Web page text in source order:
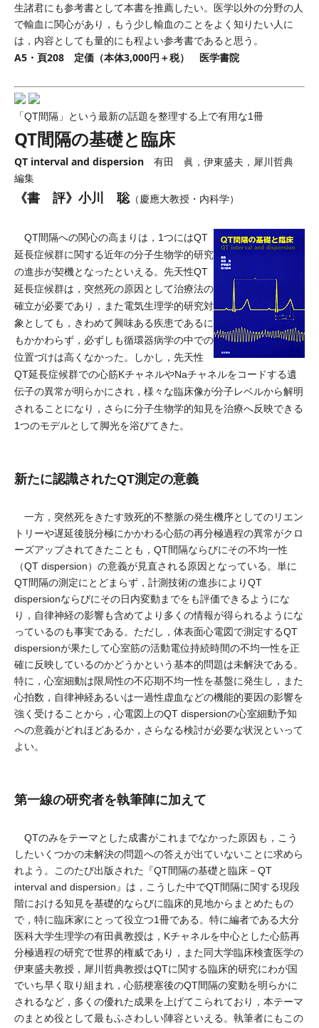
生諸君にも参考書として本書を推薦したい。医学以外の分野の人
で輸血に関心があり，もう少し輸血のことをよく知りたい人に
は，内容としても量的にも程よい参考書であると思う。
A5・頁208 定価（本体3,000円＋税） 医学書院
「QT間隔」という最新の話題を整理する上で有用な1冊
QT間隔の基礎と臨床
QT interval and dispersion 有田 眞，伊東盛夫，犀川哲典
編集
《書 評》小川 聡（慶應大教授・内科学）
QT間隔への関心の高まりは，1つにはQT
延長症候群に関する近年の分子生物学的研究
の進歩が契機となったといえる。先天性QT
延長症候群は，突然死の原因として治療法の
確立が必要であり，また電気生理学的研究対
象としても，きわめて興味ある疾患であるに
もかかわらず，必ずしも循環器病学の中での
位置づけは高くなかった。しかし，先天性
QT延長症候群での心筋KチャネルやNaチャネルをコードする遺
伝子の異常が明らかにされ，様々な臨床像が分子レベルから解明
されることになり，さらに分子生物学的知見を治療へ反映できる
1つのモデルとして脚光を浴びてきた。
新たに認識されたQT測定の意義
一方，突然死をきたす致死的不整脈の発生機序としてのリエン
トリーや遅延後脱分極にかかわる心筋の再分極過程の異常がクロ
ーズアップされてきたことも，QT間隔ならびにその不均一性
（QT dispersion）の意義が見直される原因となっている。単に
QT間隔の測定にとどまらず，計測技術の進歩によりQT
dispersionならびにその日内変動までをも評価できるようにな
り，自律神経の影響も含めてより多くの情報が得られるようにな
っているのも事実である。ただし，体表面心電図で測定するQT
dispersionが果たして心室筋の活動電位持続時間の不均一性を正
確に反映しているのかどうかという基本的問題は未解決である。
特に，心室細動は限局性の不応期不均一性を基盤に発生し，また
心拍数，自律神経あるいは一過性虚血などの機能的要因の影響を
強く受けることから，心電図上のQT dispersionの心室細動予知
への意義がどれほどあるか，さらなる検討が必要な状況といって
よい。
第一線の研究者を執筆陣に加えて
QTのみをテーマとした成書がこれまでなかった原因も，こう
したいくつかの未解決の問題への答えが出ていないことに求めら
れよう。このたび出版された『QT間隔の基礎と臨床－QT
interval and dispersion』は，こうした中でQT間隔に関する現段
階における知見を基礎的ならびに臨床的見地からまとめたもの
で，特に臨床家にとって役立つ1冊である。特に編者である大分
医科大学生理学の有田眞教授は，Kチャネルを中心とした心筋再
分極過程の研究で世界的権威であり，また同大学臨床検査医学の
伊東盛夫教授，犀川哲典教授はQTに関する臨床的研究にわが国
でいち早く取り組まれ，心筋梗塞後のQT間隔の変動を明らかに
されるなど，多くの優れた成果を上げてこられており，本テーマ
のまとめ役として最もふさわしい陣容といえる。執筆者にもこの